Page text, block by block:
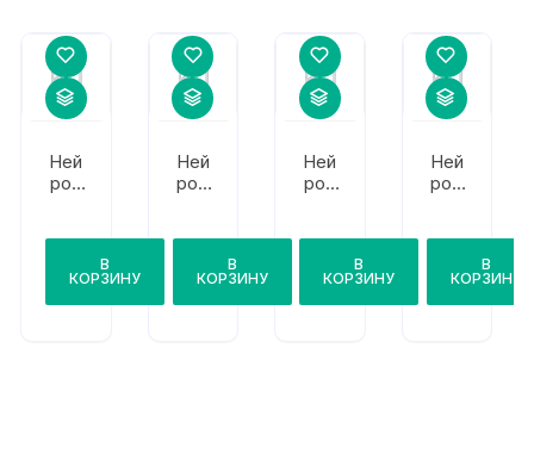
Ней
рот
Про
фес
сион
В
КОРЗИНУ
Ней
рос
Мик
ро
В
КОРЗИНУ
Ней
рос
В
КОРЗИНУ
Ней
рот
апси
с
Ста
нда
В
КОРЗИНУ